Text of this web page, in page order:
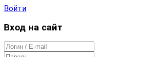
Войти
Вход на сайт